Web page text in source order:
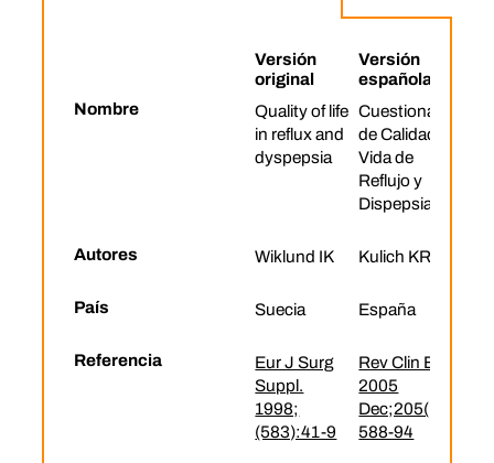
Versión
original
Versión
española
Nombre
Quality of life
in reflux and
dyspepsia
Cuestionario
de Calidad de
Vida de
Reflujo y
Dispepsia
Autores Wiklund IK Kulich KR
País Suecia España
Referencia
Eur J Surg
Suppl.
1998;
(583):41-9
Rev Clin Esp.
2005
Dec;205(12):
588-94